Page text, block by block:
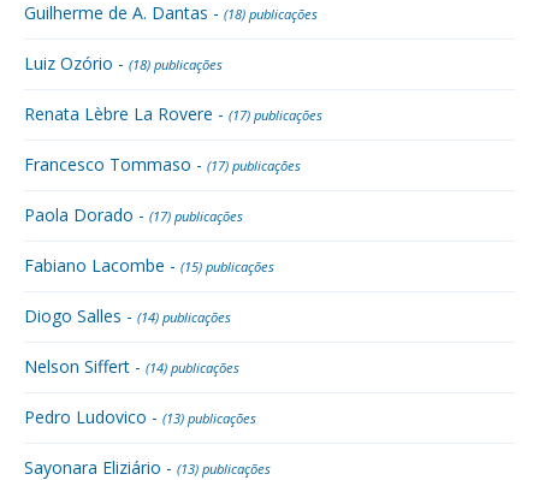
Guilherme de A. Dantas - (18) publicações
Luiz Ozório - (18) publicações
Renata Lèbre La Rovere - (17) publicações
Francesco Tommaso - (17) publicações
Paola Dorado - (17) publicações
Fabiano Lacombe - (15) publicações
Diogo Salles - (14) publicações
Nelson Siffert - (14) publicações
Pedro Ludovico - (13) publicações
Sayonara Eliziário - (13) publicações